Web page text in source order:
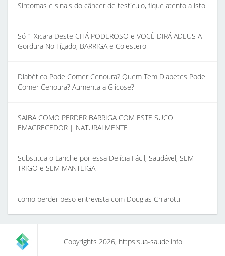
Sintomas e sinais do câncer de testículo, fique atento a isto
Só 1 Xicara Deste CHÁ PODEROSO e VOCÊ DIRÁ ADEUS A
Gordura No Fígado, BARRIGA e Colesterol
Diabético Pode Comer Cenoura? Quem Tem Diabetes Pode
Comer Cenoura? Aumenta a Glicose?
SAIBA COMO PERDER BARRIGA COM ESTE SUCO
EMAGRECEDOR | NATURALMENTE
Substitua o Lanche por essa Delícia Fácil, Saudável, SEM
TRIGO e SEM MANTEIGA
como perder peso entrevista com Douglas Chiarotti
Copyrights 2026, https:sua-saude.info